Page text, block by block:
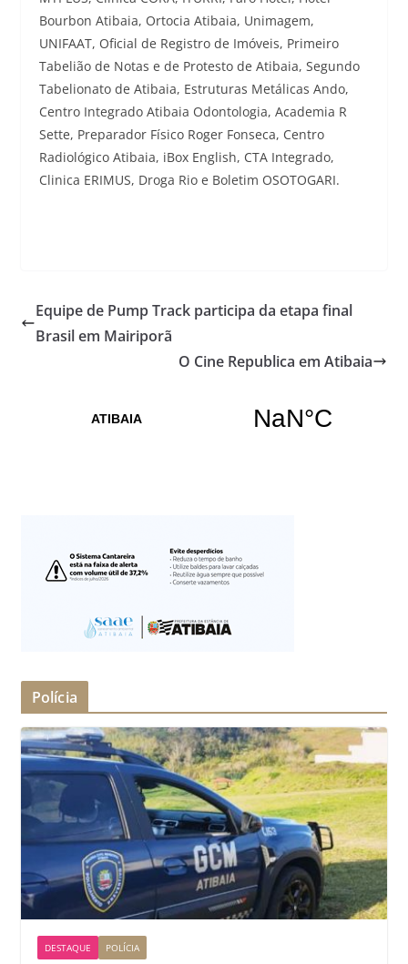
Bourbon Atibaia, Ortocia Atibaia, Unimagem,
UNIFAAT, Oficial de Registro de Imóveis, Primeiro
Tabelião de Notas e de Protesto de Atibaia, Segundo
Tabelionato de Atibaia, Estruturas Metálicas Ando,
Centro Integrado Atibaia Odontologia, Academia R
Sette, Preparador Físico Roger Fonseca, Centro
Radiológico Atibaia, iBox English, CTA Integrado,
Clinica ERIMUS, Droga Rio e Boletim OSOTOGARI.
Equipe de Pump Track participa da etapa final
Brasil em Mairiporã
O Cine Republica em Atibaia
Polícia
DESTAQUE POLÍCIA